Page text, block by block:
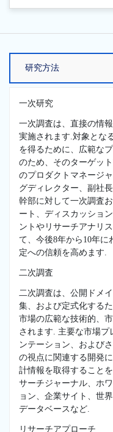
一次研究
一次調査は、直接の情
実施されます.対象とな
を得るために、広範な
のため、そのターゲッ
のプロダクトマネージ
グディレクター、副社
幹部に対して一次調査
ート、ディスカッショ
ントやリサーチアナリ
て、今後8年から10年
定への信頼を高めます.
二次調査
二次調査は、公開ドメ
集、および定式化する
市場の広範な技術的、
されます. 主要な市場プ
ンテーション、および
の視点に関連する開発
計情報を取得すること
サーチジャーナル、ホ
ョン、企業サイト、世
データベースなど.
リサーチアプローチ